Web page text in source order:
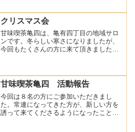
す。そして、今回は久しぶりに脳トレを
やってみました。「くるくる...
クリスマス会
甘味喫茶亀四は、亀有四丁目の地域サロ
ンです。冬らしい寒さになりましたが、
今回もたくさんの方に来て頂きました。
今回限り完全予約制です。メニューは、
ミルフィーユカップ寿司・...
甘味喫茶亀四 活動報告
今回は８名の方にご参加いただきまし
た。常連になってきた方が、新しい方を
誘って来てくださるようになったことが